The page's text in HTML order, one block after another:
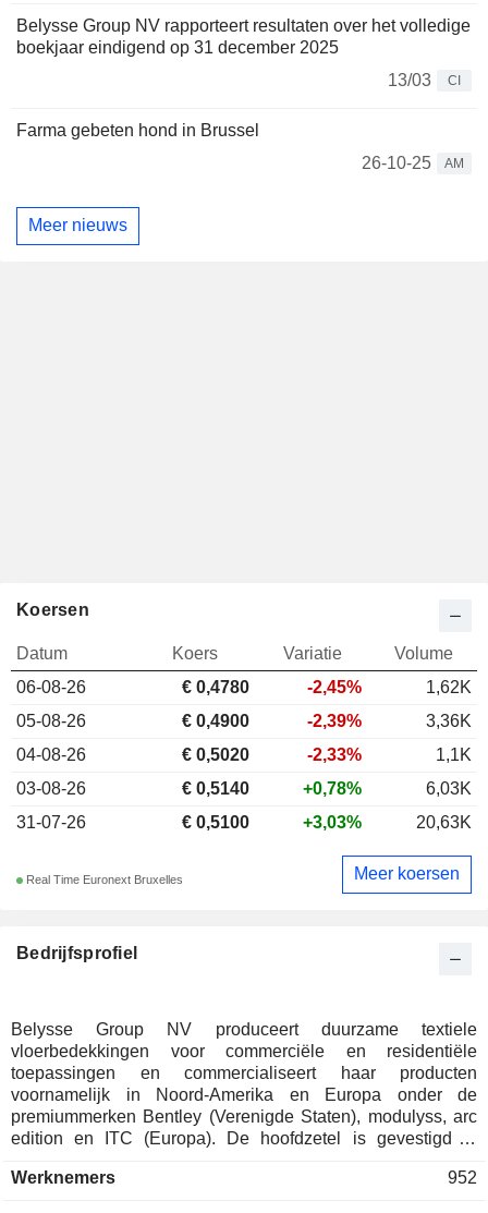
Belysse Group NV rapporteert resultaten over het volledige
boekjaar eindigend op 31 december 2025
13/03
CI
Farma gebeten hond in Brussel
26-10-25
AM
Meer nieuws
Bedrijfsprofiel
Belysse Group NV produceert duurzame textiele
vloerbedekkingen voor commerciële en residentiële
toepassingen en commercialiseert haar producten
voornamelijk in Noord-Amerika en Europa onder de
premiummerken Bentley (Verenigde Staten), modulyss, arc
edition en ITC (Europa). De hoofdzetel is gevestigd in
mensen tewerk en heeft drie productievestigingen in België
Werknemers 952
Koersen
Datum Koers Variatie
Volume
06-08-26
€ 0,4780 -2,45%
1,62K
05-08-26
€ 0,4900 -2,39%
3,36K
04-08-26
€ 0,5020 -2,33%
1,1K
03-08-26
€ 0,5140 +0,78%
6,03K
31-07-26
€ 0,5100 +3,03% 20,63K
Real Time Euronext Bruxelles Meer koersen